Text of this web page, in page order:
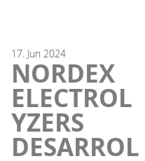
17. Jun 2024
NORDEX
ELECTROL
YZERS
DESARROL